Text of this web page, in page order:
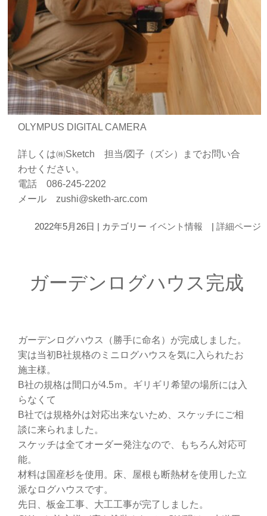
OLYMPUS DIGITAL CAMERA
詳しくは㈱Sketch 担当/図子（ズシ）までお問い合
わせください。
電話 086-245-2202
メール zushi@sketh-arc.com
2022年5月26日 | カテゴリー イベント情報 詳細ページ
ガーデンログハウス完成
ガーデンログハウス（勝手に命名）が完成しました。
実は当初B社規格のミニログハウスを気に入られたお
施主様。
B社の規格は間口が4.5ｍ。ギリギリ希望の場所には入
らなくて
B社では規格外は対応出来ないため、スケッチにご相
談に来られました。
スケッチは全てオーダー発注なので、もちろん対応可
能。
材料は国産杉を使用。床、屋根も断熱材を使用した立
派なログハウスです。
先日、板金工事、大工工事が完了しました。